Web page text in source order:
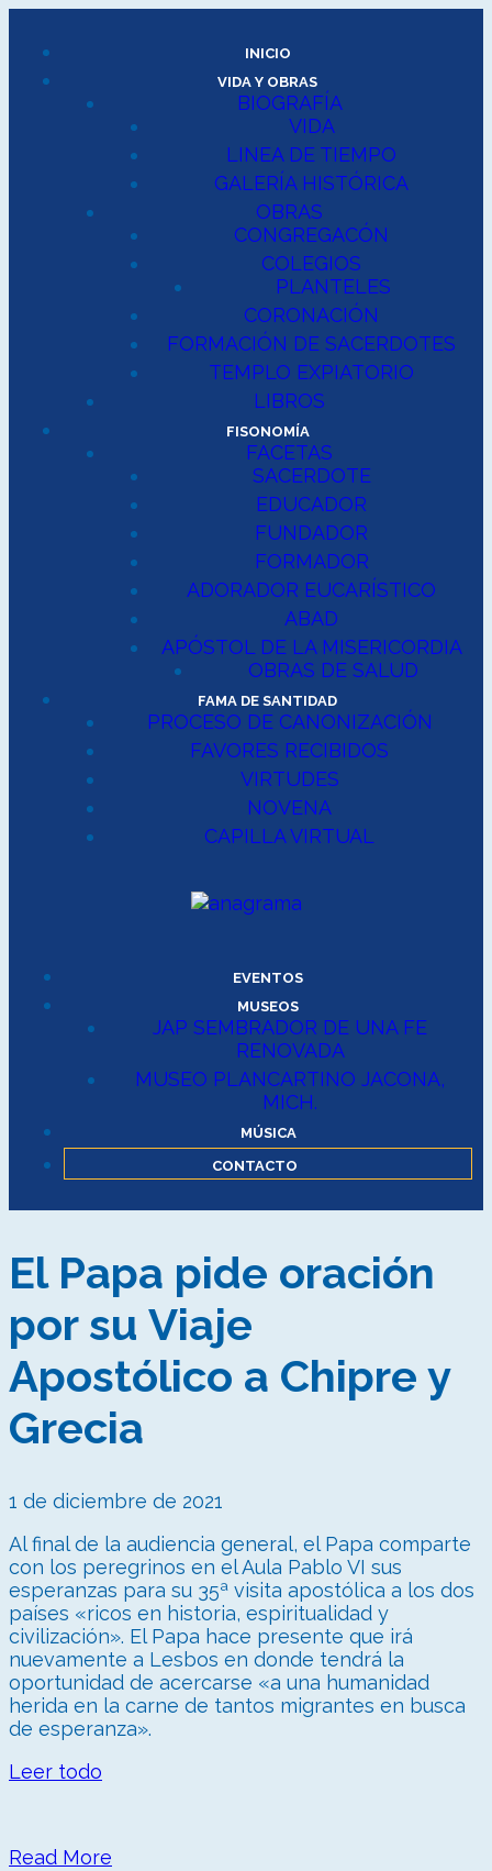
INICIO
VIDA Y OBRAS
BIOGRAFÍA
VIDA
LINEA DE TIEMPO
GALERÍA HISTÓRICA
OBRAS
CONGREGACÓN
COLEGIOS
PLANTELES
CORONACIÓN
FORMACIÓN DE SACERDOTES
TEMPLO EXPIATORIO
LIBROS
FISONOMÍA
FACETAS
SACERDOTE
EDUCADOR
FUNDADOR
FORMADOR
ADORADOR EUCARÍSTICO
ABAD
APÓSTOL DE LA MISERICORDIA
OBRAS DE SALUD
FAMA DE SANTIDAD
PROCESO DE CANONIZACIÓN
FAVORES RECIBIDOS
VIRTUDES
NOVENA
CAPILLA VIRTUAL
EVENTOS
MUSEOS
JAP SEMBRADOR DE UNA FE
RENOVADA
MUSEO PLANCARTINO JACONA,
MICH.
MÚSICA
CONTACTO
El Papa pide oración
por su Viaje
Apostólico a Chipre y
Grecia
1 de diciembre de 2021
Al final de la audiencia general, el Papa comparte
con los peregrinos en el Aula Pablo VI sus
esperanzas para su 35ª visita apostólica a los dos
países «ricos en historia, espiritualidad y
civilización». El Papa hace presente que irá
nuevamente a Lesbos en donde tendrá la
oportunidad de acercarse «a una humanidad
herida en la carne de tantos migrantes en busca
de esperanza».
Leer todo
Read More